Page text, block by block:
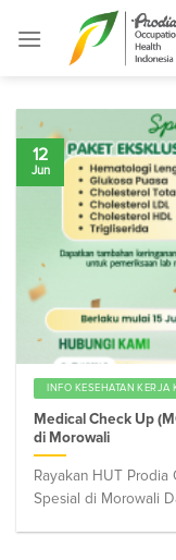
INFO KESEHATAN
Medical Check Up
di Morowali
Rayakan HUT Prodia
Spesial di Morowali
12
Jun